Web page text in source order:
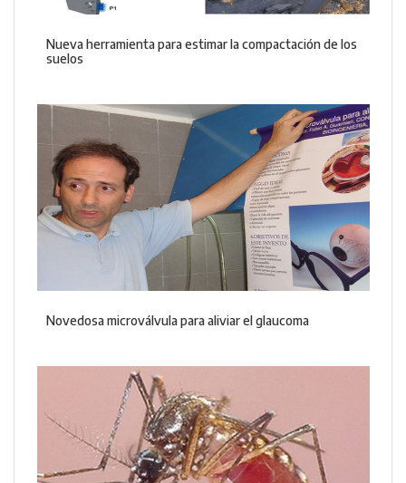
Nueva herramienta para estimar la compactación de los
suelos
Novedosa microválvula para aliviar el glaucoma